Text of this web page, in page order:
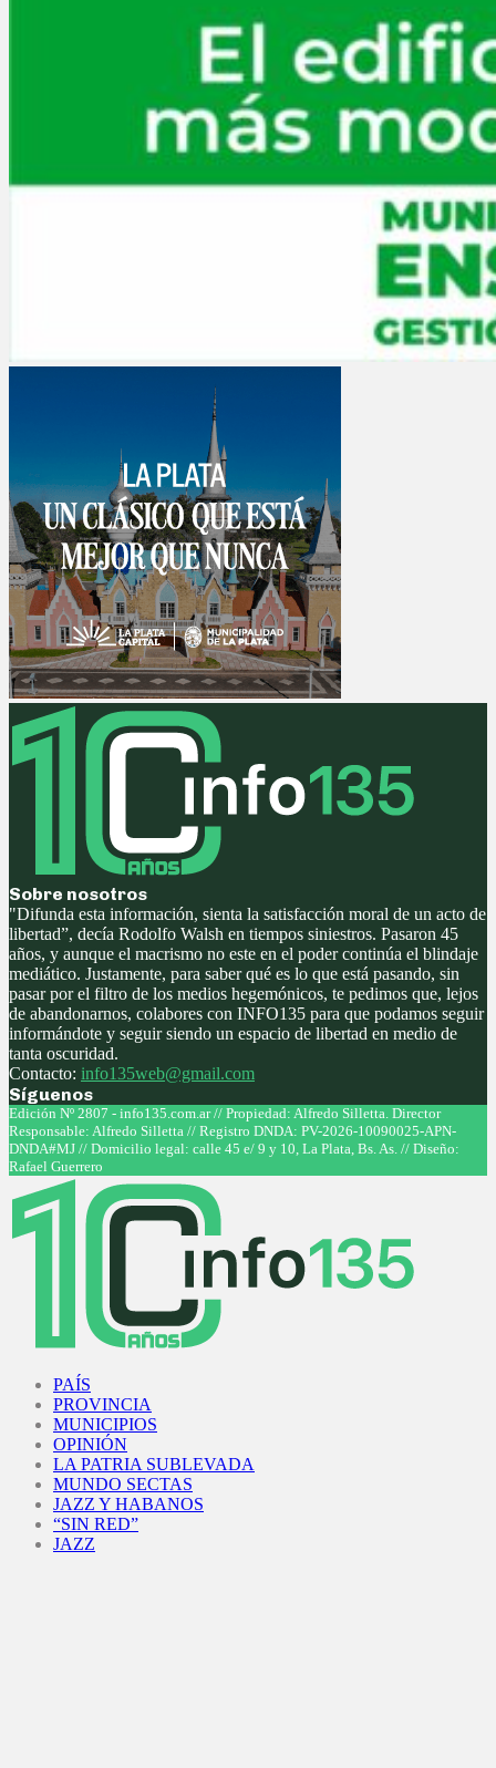
Sobre nosotros
"Difunda esta información, sienta la satisfacción moral de un acto de
libertad”, decía Rodolfo Walsh en tiempos siniestros. Pasaron 45
años, y aunque el macrismo no este en el poder continúa el blindaje
mediático. Justamente, para saber qué es lo que está pasando, sin
pasar por el filtro de los medios hegemónicos, te pedimos que, lejos
de abandonarnos, colabores con INFO135 para que podamos seguir
informándote y seguir siendo un espacio de libertad en medio de
tanta oscuridad.
Contacto: info135web@gmail.com
Síguenos
Facebook
Twitter
Instagram
Youtube
Edición Nº 2807 - info135.com.ar // Propiedad: Alfredo Silletta. Director
Responsable: Alfredo Silletta // Registro DNDA: PV-2026-10090025-APN-
DNDA#MJ // Domicilio legal: calle 45 e/ 9 y 10, La Plata, Bs. As. // Diseño:
Rafael Guerrero
PAÍS
PROVINCIA
MUNICIPIOS
OPINIÓN
LA PATRIA SUBLEVADA
MUNDO SECTAS
JAZZ Y HABANOS
“SIN RED”
JAZZ